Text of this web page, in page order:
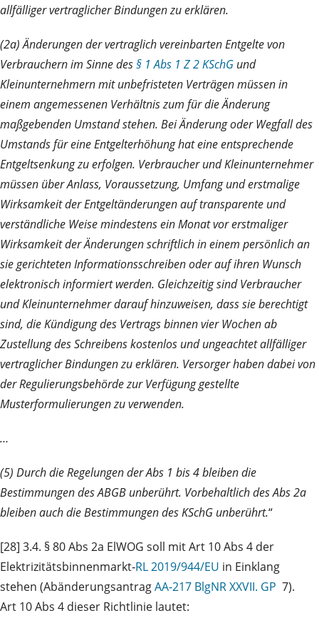
allfälliger vertraglicher Bindungen zu erklären.
(2a) Änderungen der vertraglich vereinbarten Entgelte von
Verbrauchern im Sinne des§ 1 Abs 1 Z 2 KSchG und
Kleinunternehmern mit unbefristeten Verträgen müssen in
einem angemessenen Verhältnis zum für die Änderung
maßgebenden Umstand stehen. Bei Änderung oder Wegfall des
Umstands für eine Entgelterhöhung hat eine entsprechende
Entgeltsenkung zu erfolgen. Verbraucher und Kleinunternehmer
müssen über Anlass, Voraussetzung, Umfang und erstmalige
Wirksamkeit der Entgeltänderungen auf transparente und
verständliche Weise mindestens ein Monat vor erstmaliger
Wirksamkeit der Änderungen schriftlich in einem persönlich an
sie gerichteten Informationsschreiben oder auf ihren Wunsch
elektronisch informiert werden. Gleichzeitig sind Verbraucher
und Kleinunternehmer darauf hinzuweisen, dass sie berechtigt
sind, die Kündigung des Vertrags binnen vier Wochen ab
Zustellung des Schreibens kostenlos und ungeachtet allfälliger
vertraglicher Bindungen zu erklären. Versorger haben dabei von
der Regulierungsbehörde zur Verfügung gestellte
Musterformulierungen zu verwenden.
…
(5) Durch die Regelungen der Abs 1 bis 4 bleibendie
Bestimmungen des ABGB unberührt. Vorbehaltlich des Abs 2a
bleiben auch die Bestimmungen des KSchG unberührt.“
[28] 3.4. § 80 Abs 2a ElWOG soll mit Art 10 Abs 4 der
Elektrizitätsbinnenmarkt‑RL 2019/944/EU in Einklang
stehen (AbänderungsantragAA‑217 BlgNR XXVII. GP 7).
Art 10 Abs 4 dieser Richtlinie lautet: